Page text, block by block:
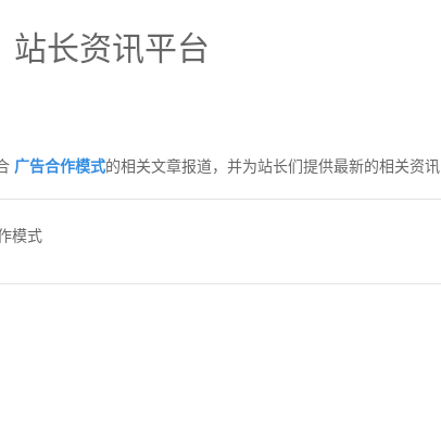
站长资讯平台
广告合作模式的相关文章报道，并为站长们提供最新的相关资讯
模式